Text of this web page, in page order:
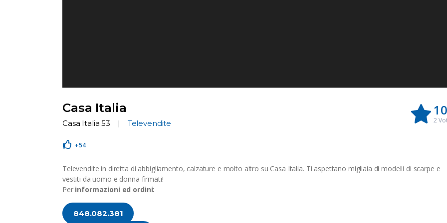
Casa Italia
Casa Italia 53 Televendite 2
+54
Televendite in diretta di abbigliamento, calzature e molto altro su Casa Italia. Ti aspettano migliaia di modelli di scarpe e
vestiti da uomo e donna firmati!
Per informazioni ed ordini:
848.082.381